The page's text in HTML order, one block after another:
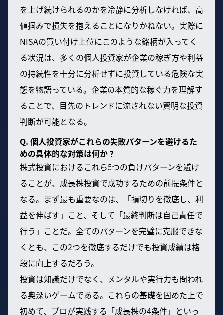
を上げ続けられるのかを冷静に分析しなければ、高
値掴みで損失を抱えることになりかねない。実際に
NISAの買い付け上位にこのような銘柄が入ってく
る状況は、多くの個人投資家が企業の稼ぎ方や利益
の持続性を十分に分析せずに投資している危険な実
態を物語っている。企業の本質的な稼ぐ力を理解す
ることで、目先のトレンドに流されない賢明な投資
判断が可能となる。
Q. 個人投資家がこれらの失敗パターンを避けるた
めの具体的な対策は何か？
株式投資におけるこれら5つの負けパターンを避け
ることが、成長株投資で成功するための前提条件と
なる。まず最も重要なのは、「損切りを徹底し、利
益を伸ばす」こと、そして「最終判断は自己責任で
行う」ことだ。全てのパターンを完璧に克服できな
くとも、この2つを徹底するだけでも投資成績は格
段に向上するだろう。
投資は知識だけでなく、メンタルや実行力も問われ
る奥深いゲームである。これらの基礎を固めた上で
初めて、プロが実践する「成長株の4条件」といっ